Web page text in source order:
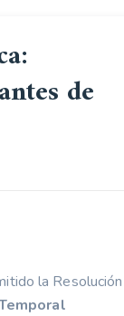
de
la Resolución